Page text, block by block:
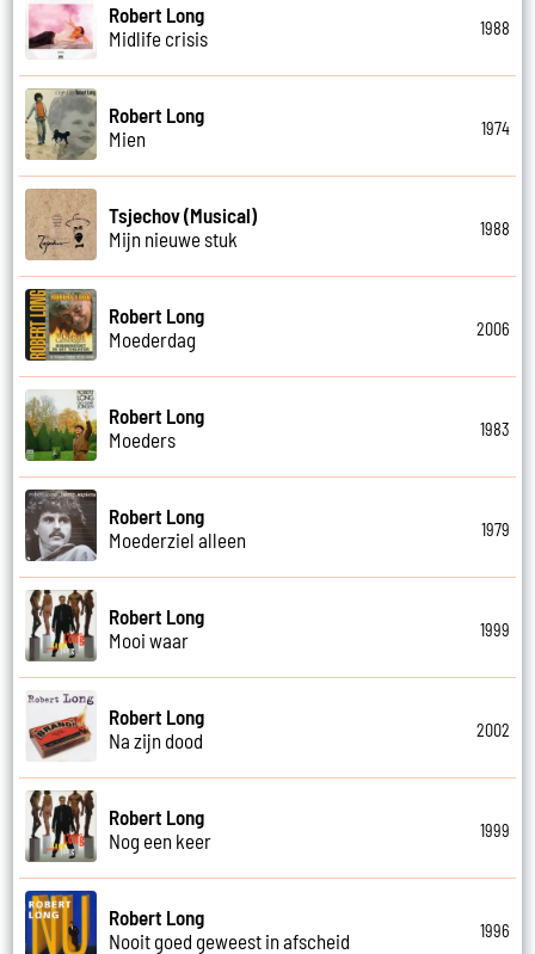
Robert Long
Midlife crisis
1988
Robert Long
Mien
1974
Tsjechov (Musical)
Mijn nieuwe stuk
1988
Robert Long
Moederdag
2006
Robert Long
Moeders
1983
Robert Long
Moederziel alleen
1979
Robert Long
Mooi waar
1999
Robert Long
Na zijn dood
2002
Robert Long
Nog een keer
1999
Robert Long
Nooit goed geweest in afscheid
1996